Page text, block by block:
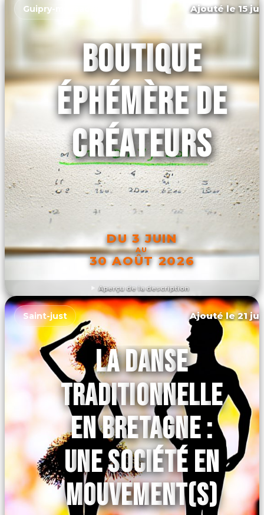
Aperçu de la description
Guipry-messac Ajouté le 15
BOUTIQUE
ÉPHÉMÈRE DE
CRÉATEURS
DU 3 JUIN
AU
30 AOÛT 2026
DÉCOUVRIR L'ÉVÉNEMENT
Saint-just Ajouté le 21
LA DANSE
TRADITIONNELLE
EN BRETAGNE :
UNE SOCIÉTÉ EN
MOUVEMENT(S)